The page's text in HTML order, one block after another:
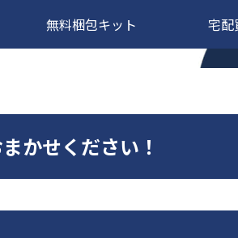
無料梱包キット 宅配
かせください！